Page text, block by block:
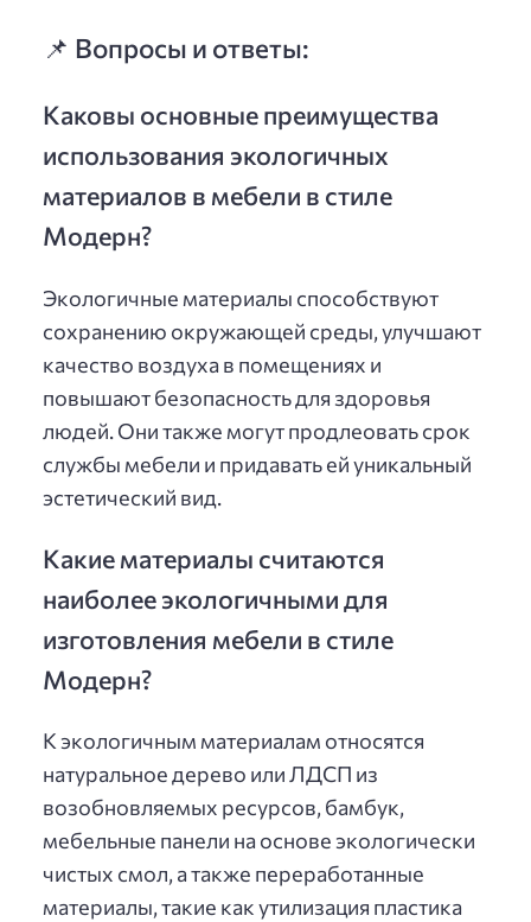
📌 Вопросы и ответы:
Каковы основные преимущества
использования экологичных
материалов в мебели в стиле
Модерн?
Экологичные материалы способствуют
сохранению окружающей среды, улучшают
качество воздуха в помещениях и
повышают безопасность для здоровья
людей. Они также могут продлеовать срок
службы мебели и придавать ей уникальный
эстетический вид.
Какие материалы считаются
наиболее экологичными для
изготовления мебели в стиле
Модерн?
К экологичным материалам относятся
натуральное дерево или ЛДСП из
возобновляемых ресурсов, бамбук,
мебельные панели на основе экологически
чистых смол, а также переработанные
материалы, такие как утилизация пластика